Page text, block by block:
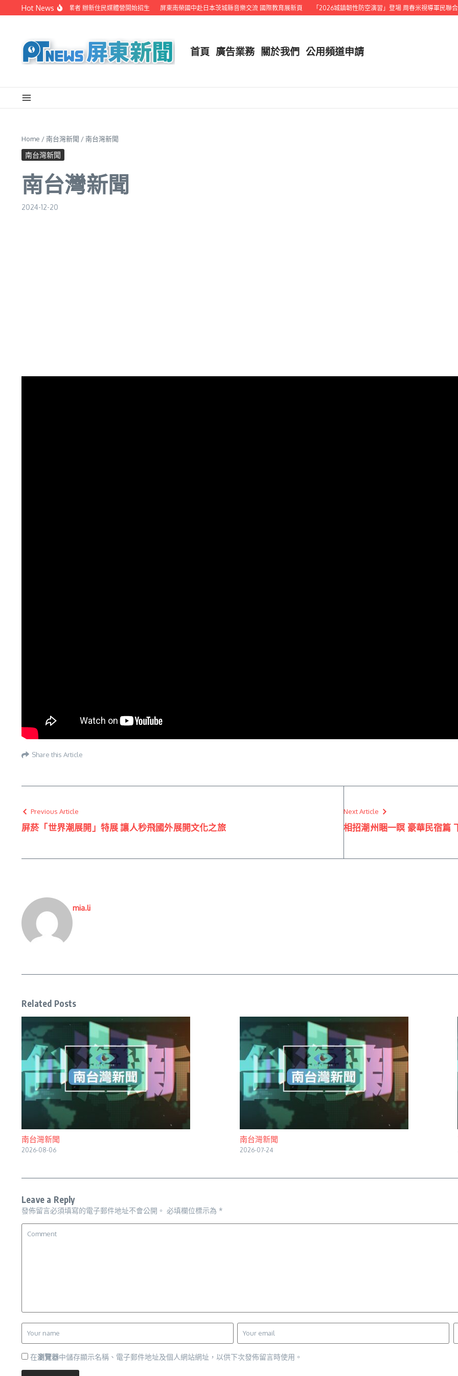
Skip to content
Hot News
屏縣府聯手在地電視業者 辦新住民媒體營開始招生 屏東南榮國中赴日本茨城縣音樂交流 國際教育展新頁 「2026城鎮韌性防空演習」登場 周春米視導軍民聯合演
首頁 廣告業務 關於我們 公用頻道申請
Home /南台灣新聞 /南台灣新聞
南台灣新聞
南台灣新聞
2024-12-20
Share this Article
Previous Article
屏菸「世界潮展開」特展 讓人秒飛國外展開文化之旅
Next Article
相招潮州睏一瞑 豪華民宿篇
mia.li
Related Posts
南台灣新聞
2026-08-06
南台灣新聞
2026-07-24
Leave a Reply
發佈留言必須填寫的電子郵件地址不會公開。 必填欄位標示為 *
在瀏覽器中儲存顯示名稱、電子郵件地址及個人網站網址，以供下次發佈留言時使用。